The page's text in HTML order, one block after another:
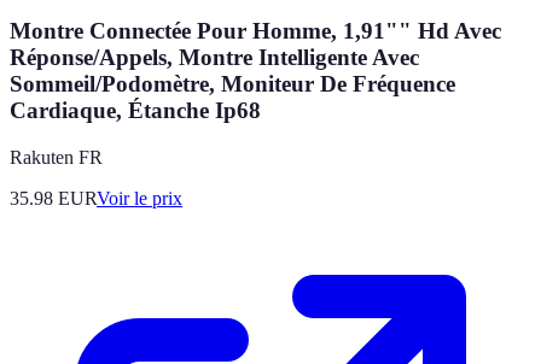
Montre Connectée Pour Homme, 1,91"" Hd Avec
Réponse/Appels, Montre Intelligente Avec
Sommeil/Podomètre, Moniteur De Fréquence
Cardiaque, Étanche Ip68
Rakuten FR
35.98 EURVoir le prix